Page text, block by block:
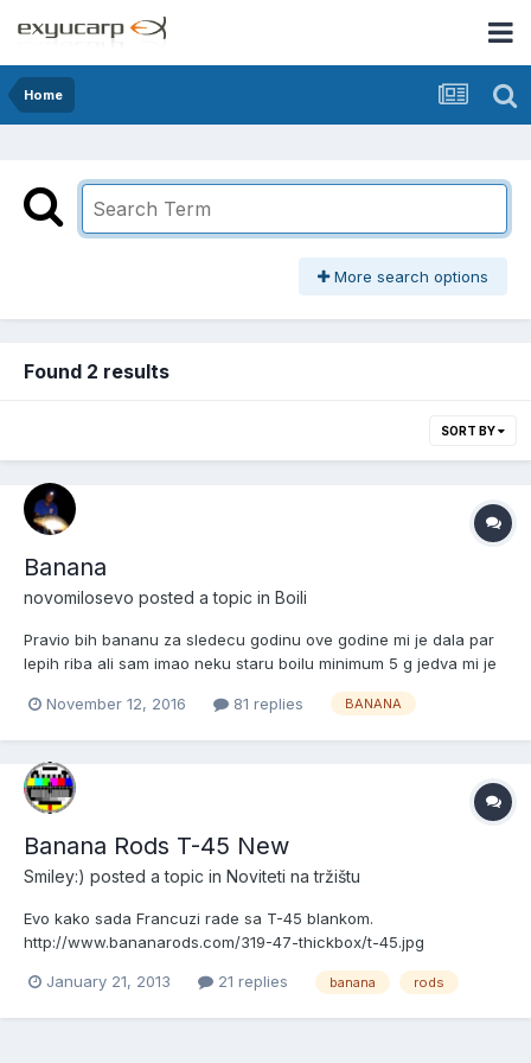
Home
More search options
Found 2 results
SORT BY
Banana
novomilosevo posted a topic in Boili
Pravio bih bananu za sledecu godinu ove godine mi je dala par
lepih riba ali sam imao neku staru boilu minimum 5 g jedva mi je
November 12, 2016
81 replies BANANA
Banana Rods T-45 New
Smiley:) posted a topic in Noviteti na tržištu
Evo kako sada Francuzi rade sa T-45 blankom.
http://www.bananarods.com/319-47-thickbox/t-45.jpg
January 21, 2013 21 replies banana rods